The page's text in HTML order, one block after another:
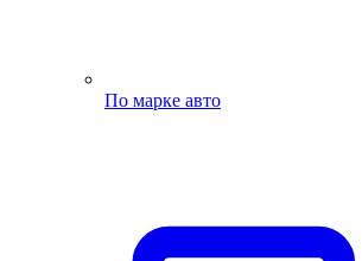
По марке авто